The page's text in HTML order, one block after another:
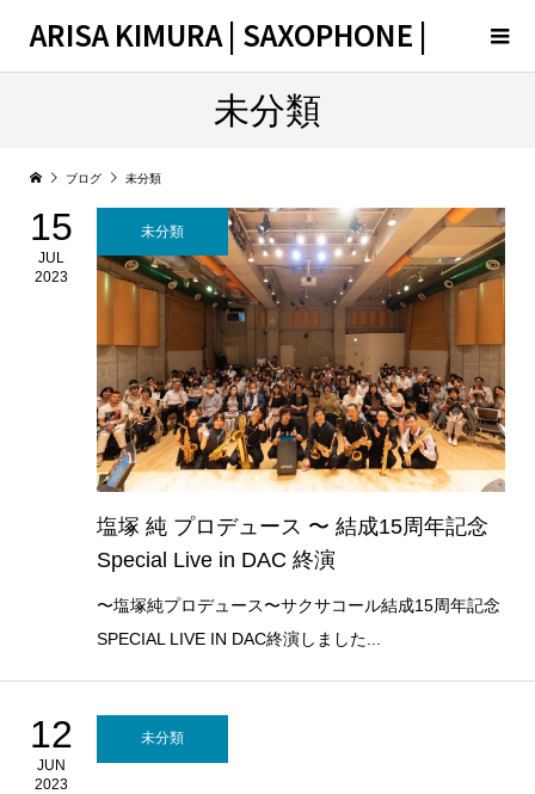
ARISA KIMURA | SAXOPHONE |
未分類
ブログ 未分類
15
JUL
2023
未分類
塩塚 純 プロデュース 〜 結成15周年記念
Special Live in DAC 終演
〜塩塚純プロデュース〜サクサコール結成15周年記念
SPECIAL LIVE IN DAC終演しました...
12
JUN
2023
未分類